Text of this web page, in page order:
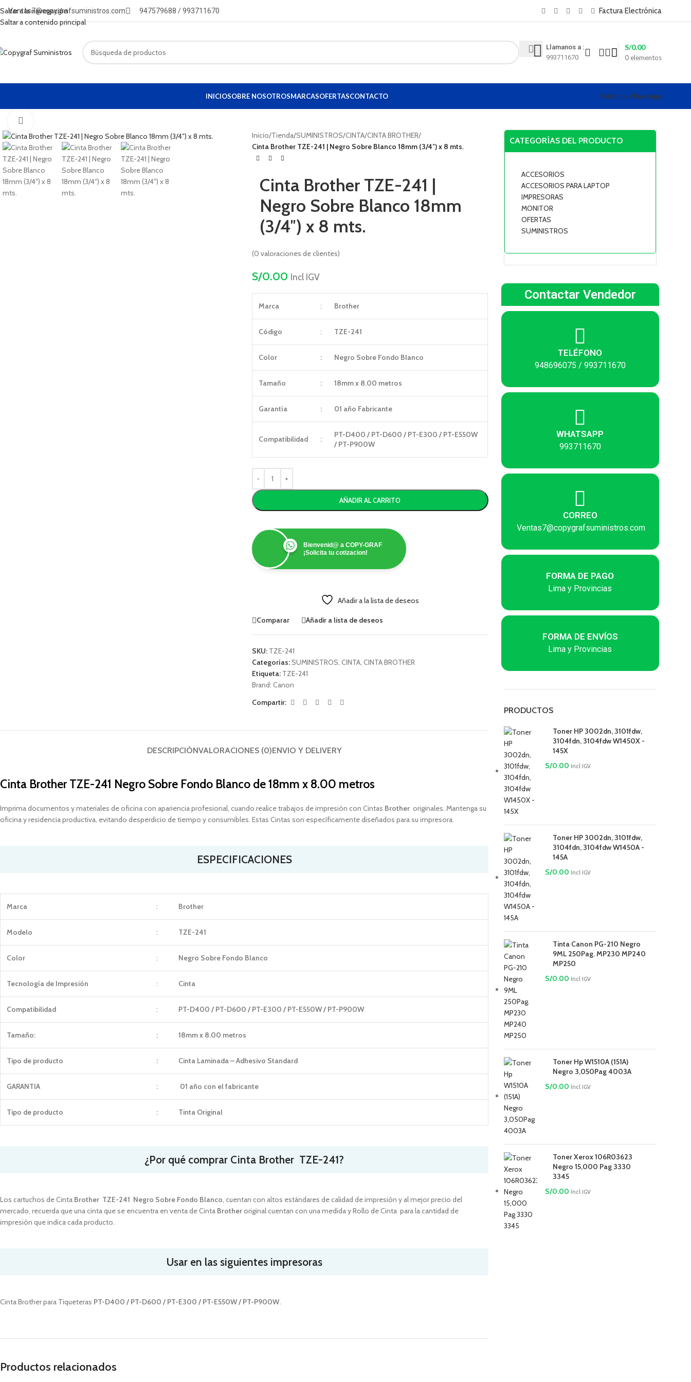
Saltar a la navegación
Saltar a contenido principal
Envío a Lima y provincia | 20% de descuento en toner HP y XEROX
Ventas7@copygrafsuministros.com 947579688 / 993711670 Factura Electrónica
Llamanos a :
993711670
0 elementos
S/0.00
INICIOSOBRE NOSOTROSMARCASOFERTASCONTACTO Pedir por WhastApp
Inicio/Tienda/SUMINISTROS/CINTA/CINTA BROTHER/
Cinta Brother TZE-241 | Negro Sobre Blanco 18mm (3/4″) x 8 mts.
Cinta Brother TZE-241 |
Negro Sobre Blanco 18mm
(3/4″) x 8 mts.
(0 valoraciones de clientes)
S/0.00 Incl IGV
Marca : Brother
Código : TZE-241
Color : Negro Sobre Fondo Blanco
Tamaño : 18mm x 8.00 metros
Garantía : 01 año Fabricante
Compatibilidad :
PT-D400 / PT-D600 / PT-E300 / PT-E550W
/ PT-P900W
AÑADIR AL CARRITO
Bienvenid@ a COPY-GRAF
¡Solicita tu cotizacion!
Añadir a la lista de deseos
Comparar Añadir a lista de deseos
SKU: TZE-241
Categorías:SUMINISTROS CINTA, CINTA BROTHER
Etiqueta: TZE-241
Brand: Canon
Compartir:
DESCRIPCIÓNVALORACIONES (0)ENVIO Y DELIVERY
Cinta Brother TZE-241 Negro Sobre Fondo Blanco de 18mm x 8.00 metros
Imprima documentos y materiales de oficina con apariencia profesional, cuando realice trabajos de impresión con Cintas Brother originales. Mantenga su
oficina y residencia productiva, evitando desperdicio de tiempo y consumibles. Estas Cintas son específicamente diseñados para su impresora.
ESPECIFICACIONES
Marca : Brother
Modelo : TZE-241
Color : Negro Sobre Fondo Blanco
Tecnología de Impresión : Cinta
Compatibilidad : PT-D400 / PT-D600 / PT-E300 / PT-E550W / PT-P900W
Tamaño: : 18mm x 8.00 metros
Tipo de producto : Cinta Laminada – Adhesivo Standard
GARANTIA : 01 año con el fabricante
Tipo de producto : Tinta Original
¿Por qué comprar Cinta Brother TZE-241?
Los cartuchos de Cinta Brother TZE-241 Negro Sobre Fondo Blanco , cuentan con altos estándares de calidad de impresión y al mejor precio del
mercado, recuerda que una cinta que se encuentra en venta de Cinta Brotheroriginal cuentan con una medida y Rollo de Cinta para la cantidad de
impresión que indica cada producto.
Usar en las siguientes impresoras
Cinta Brotherpara Tiqueteras PT-D400 / PT-D600 / PT-E300 / PT-E550W / PT-P900W.
Productos relacionados
CATEGORÍAS DEL PRODUCTO
ACCESORIOS
ACCESORIOS PARA LAPTOP
IMPRESORAS
MONITOR
OFERTAS
SUMINISTROS
Contactar Vendedor
TELÉFONO
948696075 / 993711670
WHATSAPP
993711670
CORREO
Ventas7@copygrafsuministros.com
FORMA DE PAGO
Lima y Provincias
FORMA DE ENVÍOS
Lima y Provincias
PRODUCTOS
Toner HP 3002dn, 3101fdw,
3104fdn, 3104fdw W1450X -
145X
S/0.00 Incl IGV
Toner HP 3002dn, 3101fdw,
3104fdn, 3104fdw W1450A -
145A
S/0.00 Incl IGV
Tinta Canon PG-210 Negro
9ML 250Pag. MP230 MP240
MP250
S/0.00 Incl IGV
Toner Hp W1510A (151A)
Negro 3,050Pag 4003A
S/0.00 Incl IGV
Toner Xerox 106R03623
Negro 15,000 Pag 3330
3345
S/0.00 Incl IGV